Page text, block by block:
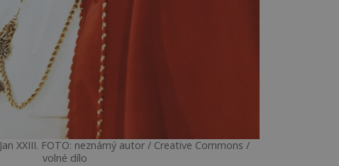
XXIII. FOTO: neznámý autor / Creative Commons /
volné dílo